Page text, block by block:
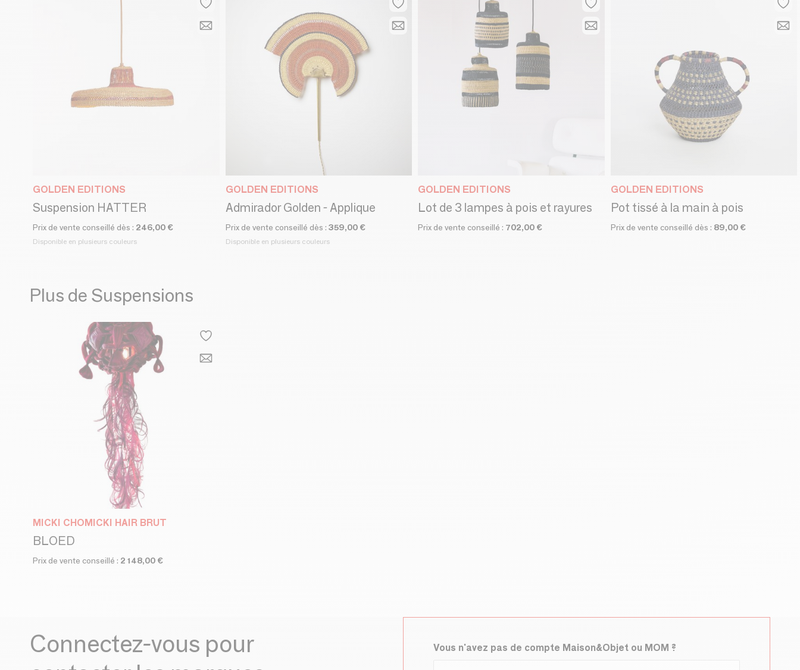
GOLDEN EDITIONS
Suspension HATTER
Prix de vente conseillé dès : 246,00 €
Disponible en plusieurs couleurs
GOLDEN EDITIONS
Admirador Golden - Applique
Prix de vente conseillé dès : 359,00 €
Disponible en plusieurs couleurs
GOLDEN EDITIONS
Lot de 3 lampes à pois et rayures
Prix de vente conseillé : 702,00 €
GOLDEN EDITIONS
Pot tissé à la main à pois
Prix de vente conseillé dès : 89,00 €
Plus de Suspensions
MICKI CHOMICKI HAIR BRUT
BLOED
Prix de vente conseillé : 2 148,00 €
Connectez-vous pour
Vous n'avez pas de compte Maison&Objet ou MOM ?